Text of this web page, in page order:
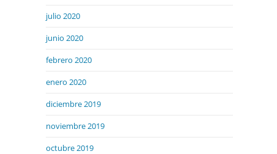
julio 2020
junio 2020
febrero 2020
enero 2020
diciembre 2019
noviembre 2019
octubre 2019